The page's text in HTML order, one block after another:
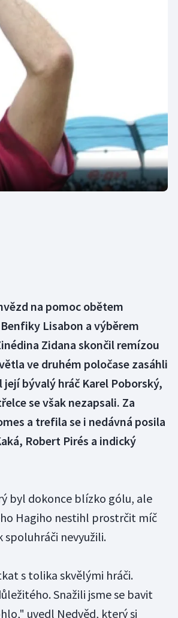
pětiboj
hry
volejbal
Ostatní
na pomoc obětem
Lisabon a výběrem
Zidana skončil remízou
ve druhém poločase zasáhli
bývalý hráč Karel Poborský,
se však nezapsali. Za
a trefila se i nedávná posila
Robert Pirés a indický
byl dokonce blízko gólu, ale
Hagiho nestihl prostrčit míč
spoluhráči nevyužili.
s tolika skvělými hráči.
Snažili jsme se bavit
uvedl Nedvěd, který si